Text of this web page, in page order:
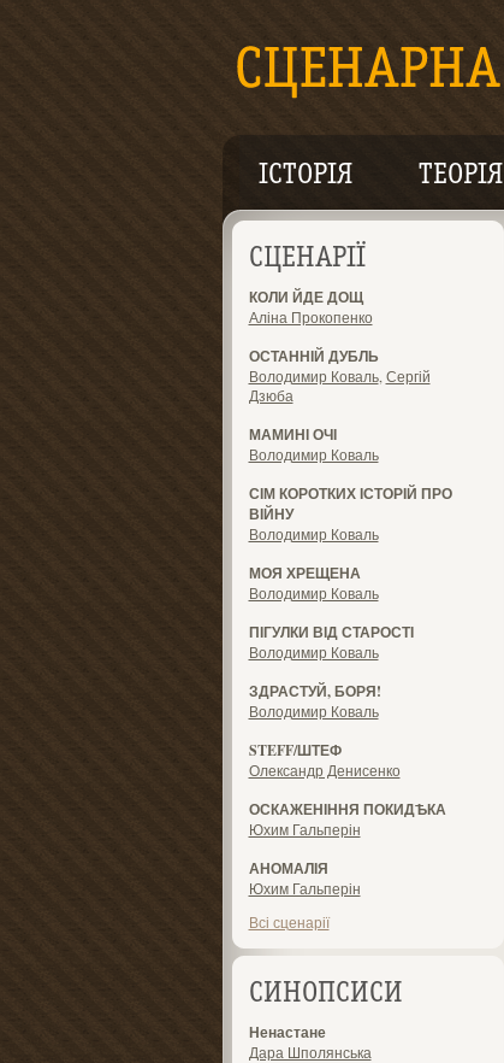
ІСТОРІЯ ТЕОРІЯ
СЦЕНАРІЇ
КОЛИ ЙДЕ ДОЩ
Аліна Прокопенко
ОСТАННІЙ ДУБЛЬ
Володимир Коваль, Сергій
Дзюба
МАМИНІ ОЧІ
Володимир Коваль
СІМ КОРОТКИХ ІСТОРІЙ ПРО
ВІЙНУ
Володимир Коваль
МОЯ ХРЕЩЕНА
Володимир Коваль
ПІГУЛКИ ВІД СТАРОСТІ
Володимир Коваль
ЗДРАСТУЙ, БОРЯ!
Володимир Коваль
STEFF/ШТЕФ
Олександр Денисенко
ОСКАЖЕНІННЯ ПОКИДѢКА
Юхим Гальперін
АНОМАЛІЯ
Юхим Гальперін
Всі сценарії
СИНОПСИСИ
Ненастане
Дара Шполянська